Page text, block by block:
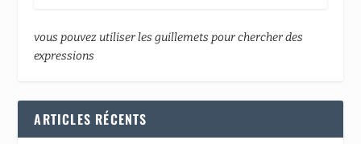
vous pouvez utiliser les guillemets pour chercher des
expressions
ARTICLES RÉCENTS